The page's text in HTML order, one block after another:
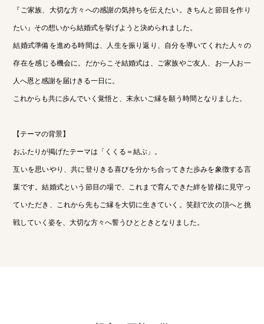
『ご家族、大切な方々への感謝の気持ちを伝えたい。きちんと節目を作り
たい』その想いから結婚式を挙げようと決められました。
結婚式準備を進める時間は、人生を振り返り、自分を導いてくれた人々の
存在を感じる機会に。だからこそ結婚式は、ご家族やご友人、お一人お一
人へ恩と感謝を届けきる一日に。
これからも共に歩んでいく覚悟と、末永いご縁を願う時間となりました。
【テーマの背景】
おふたりが掲げたテーマは「くくる＝結ぶ」。
互いを思いやり、共に登りきる喜びを分かち合ってきた歩みを象徴する言
葉です。結婚式という節目の場で、これまで育んできた絆を皆様に見守っ
ていただき、これから先もご縁を大切に生きていく。笑顔で次の頂へと挑
戦していく姿を、大切な方々へ誓うひとときとなりました。